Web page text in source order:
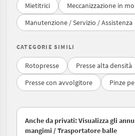
Mietitrici
Meccanizzazione in
Manutenzione / Servizio / Assistenza
CATEGORIE SIMILI
Rotopresse
Presse alta densità
Presse con avvolgitore
Pinze
Anche da privati: Visualizza gli
mangimi / Trasportatore balle